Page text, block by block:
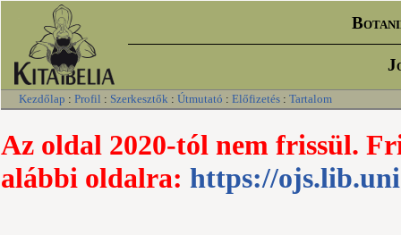
Kezdőlap : Profil : Szerkesztők : Útmutató : Előfizetés : Tartalom
Az oldal 2020-tól nem frissül.
alábbi oldalra: https://